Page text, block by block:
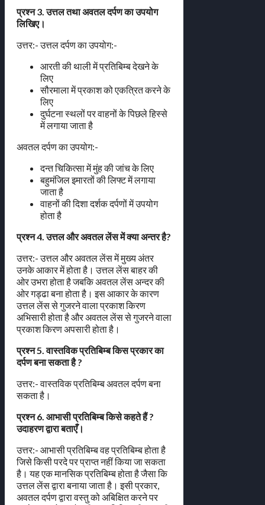
प्रश्न 3. उत्तल तथा अवतल दर्पण का उपयोग
लिखिए।
उत्तर:- उत्तल दर्पण का उपयोग:-
आरती की थाली में प्रतिबिम्ब देखने के
लिए
सौरमाला में प्रकाश को एकत्रित करने के
लिए
दुर्घटना स्थलों पर वाहनों के पिछले हिस्से
में लगाया जाता है
अवतल दर्पण का उपयोग:-
दन्त चिकित्सा में मुंह की जांच के लिए
बहुमंजिल इमारतों की लिफ्ट में लगाया
जाता है
वाहनों की दिशा दर्शक दर्पणों में उपयोग
होता है
प्रश्न 4. उत्तल और अवतल लेंस में क्या अन्तर है?
उत्तर:- उत्तल और अवतल लेंस में मुख्य अंतर
उनके आकार में होता है। उत्तल लेंस बाहर की
ओर उभरा होता है जबकि अवतल लेंस अन्दर की
ओर गड्ढा बना होता है। इस आकार के कारण
उत्तल लेंस से गुजरने वाला प्रकाश किरण
अभिसारी होता है और अवतल लेंस से गुजरने वाला
प्रकाश किरण अपसारी होता है।
प्रश्न 5. वास्तविक प्रतिबिम्ब किस प्रकार का
दर्पण बना सकता है ?
उत्तर:- वास्तविक प्रतिबिम्ब अवतल दर्पण बना
सकता है।
प्रश्न 6. आभासी प्रतिबिम्ब किसे कहते हैं ?
उदाहरण द्वारा बताएँ।
उत्तर:- आभासी प्रतिबिम्ब वह प्रतिबिम्ब होता है
जिसे किसी परदे पर प्राप्त नहीं किया जा सकता
है। यह एक मानसिक प्रतिबिम्ब होता है जैसा कि
उत्तल लेंस द्वारा बनाया जाता है। इसी प्रकार,
अवतल दर्पण द्वारा वस्तु को अबिक्षित करने पर